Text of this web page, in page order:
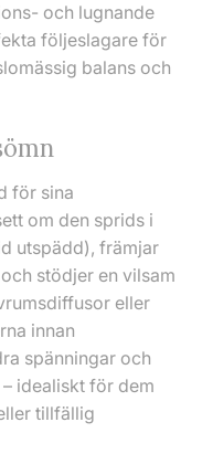
och lugnande
följeslagare för
balans och
för sina
om den sprids i
utspädd), främjar
stödjer en vilsam
eller
innan
spänningar och
idealiskt för dem
tillfällig